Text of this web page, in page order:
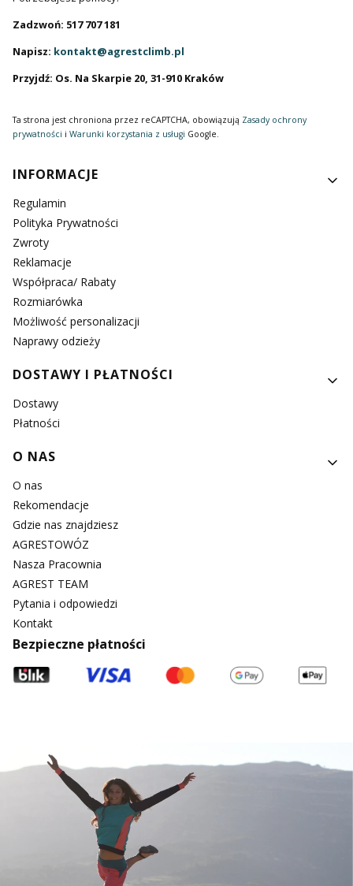
Zadzwoń: 517 707 181
Napisz: kontakt@agrestclimb.pl
Przyjdź: Os. Na Skarpie 20, 31-910 Kraków
Ta strona jest chroniona przez reCAPTCHA, obowiązują Zasady ochrony
prywatności i Warunki korzystania z usługi Google.
Linki w stopce
INFORMACJE
Regulamin
Polityka Prywatności
Zwroty
Reklamacje
Współpraca/ Rabaty
Rozmiarówka
Możliwość personalizacji
Naprawy odzieży
DOSTAWY I PŁATNOŚCI
Dostawy
Płatności
O NAS
O nas
Rekomendacje
Gdzie nas znajdziesz
AGRESTOWÓZ
Nasza Pracownia
AGREST TEAM
Pytania i odpowiedzi
Kontakt
Bezpieczne płatności